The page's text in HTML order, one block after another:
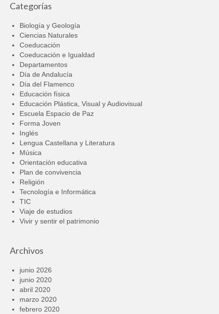
Categorías
Biología y Geología
Ciencias Naturales
Coeducación
Coeducación e Igualdad
Departamentos
Día de Andalucía
Día del Flamenco
Educación física
Educación Plástica, Visual y Audiovisual
Escuela Espacio de Paz
Forma Joven
Inglés
Lengua Castellana y Literatura
Música
Orientación educativa
Plan de convivencia
Religión
Tecnología e Informática
TIC
Viaje de estudios
Vivir y sentir el patrimonio
Archivos
junio 2026
junio 2020
abril 2020
marzo 2020
febrero 2020